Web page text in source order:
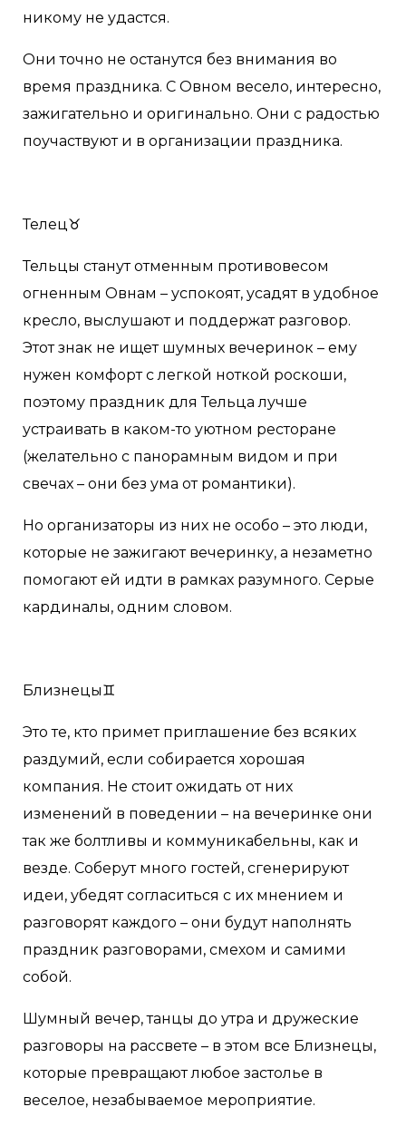
никому не удастся.
Они точно не останутся без внимания во
время праздника. С Овном весело, интересно,
зажигательно и оригинально. Они с радостью
поучаствуют и в организации праздника.
Телец♉️
Тельцы станут отменным противовесом
огненным Овнам – успокоят, усадят в удобное
кресло, выслушают и поддержат разговор.
Этот знак не ищет шумных вечеринок – ему
нужен комфорт с легкой ноткой роскоши,
поэтому праздник для Тельца лучше
устраивать в каком-то уютном ресторане
(желательно с панорамным видом и при
свечах – они без ума от романтики).
Но организаторы из них не особо – это люди,
которые не зажигают вечеринку, а незаметно
помогают ей идти в рамках разумного. Серые
кардиналы, одним словом.
Близнецы♊️
Это те, кто примет приглашение без всяких
раздумий, если собирается хорошая
компания. Не стоит ожидать от них
изменений в поведении – на вечеринке они
так же болтливы и коммуникабельны, как и
везде. Соберут много гостей, сгенерируют
идеи, убедят согласиться с их мнением и
разговорят каждого – они будут наполнять
праздник разговорами, смехом и самими
собой.
Шумный вечер, танцы до утра и дружеские
разговоры на рассвете – в этом все Близнецы,
которые превращают любое застолье в
веселое, незабываемое мероприятие.